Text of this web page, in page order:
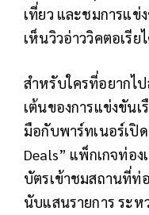
เที่ยว และชมการแข่
เห็นวิวอ่าววิคตอเรีย
สำหรับใครที่อยากไ
เต้นของการแข่งขันเ
มือกับพาร์ทเนอร์เปิ
Deals” แพ็กเกจท่อ
บัตรเข้าชมสถานที่ท่
นับแสนรายการ ระห